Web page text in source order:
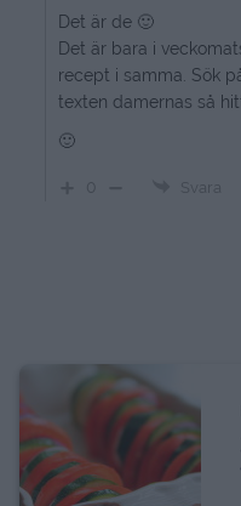
Det är de 🙂
Det är bara i
recept i samma. Sök
texten damernas så
🙂
Svara